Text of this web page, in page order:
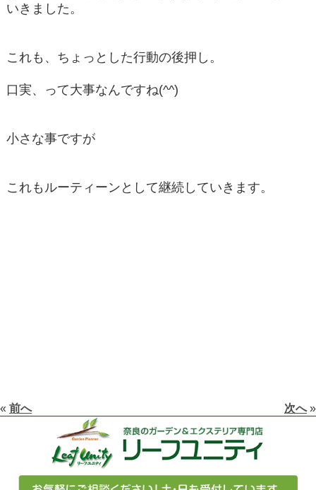
いきました。
これも、ちょっとした行動の後押し。
口実、って大事なんですね(^^)
小さな事ですが
これもルーティーンとして継続していきます。
« 前へ 次へ»